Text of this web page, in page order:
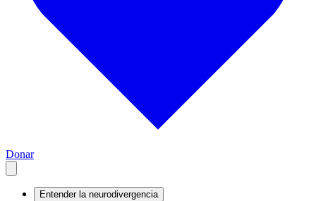
Donar
Entender la neurodivergencia